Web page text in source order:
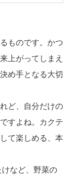
ものです。かつ
上がってしまえ
め手となる大切
ど、自分だけの
すよね。カクテ
て楽しめる、本
など、野菜の